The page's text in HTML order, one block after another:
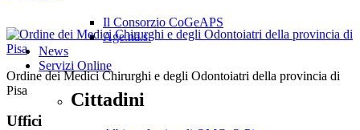
Il Consorzio CoGeAPS
Age.na.s.
News
Servizi Online
Cittadini
Ordine dei Medici Chirurghi e degli Odontoiatri della provincia di
Pisa
Uffici